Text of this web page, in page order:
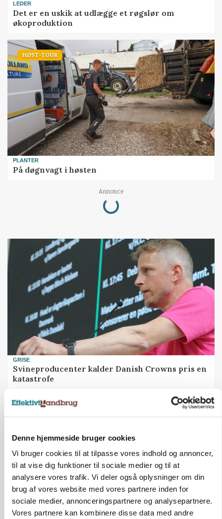
Denne hjemmeside bruger cookies
Vi bruger cookies til at tilpasse vores indhold og annoncer,
til at vise dig funktioner til sociale medier og til at
analysere vores trafik. Vi deler også oplysninger om din
brug af vores website med vores partnere inden for
sociale medier, annonceringspartnere og analysepartnere.
Vores partnere kan kombinere disse data med andre
LEDER
Det er en uskik at udlægge et røgslør om
økoproduktion
HØST-TOUR
PLANTER
På døgnvagt i høsten
Annonce
Loading...
GRISE
Svineproducenter kalder Danish Crowns pris en
katastrofe